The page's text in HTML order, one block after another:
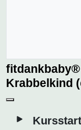
Krabbelkind
Kursstart